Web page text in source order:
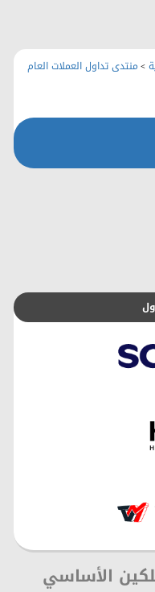
> منتدى تداول العملات العام
الأساسي